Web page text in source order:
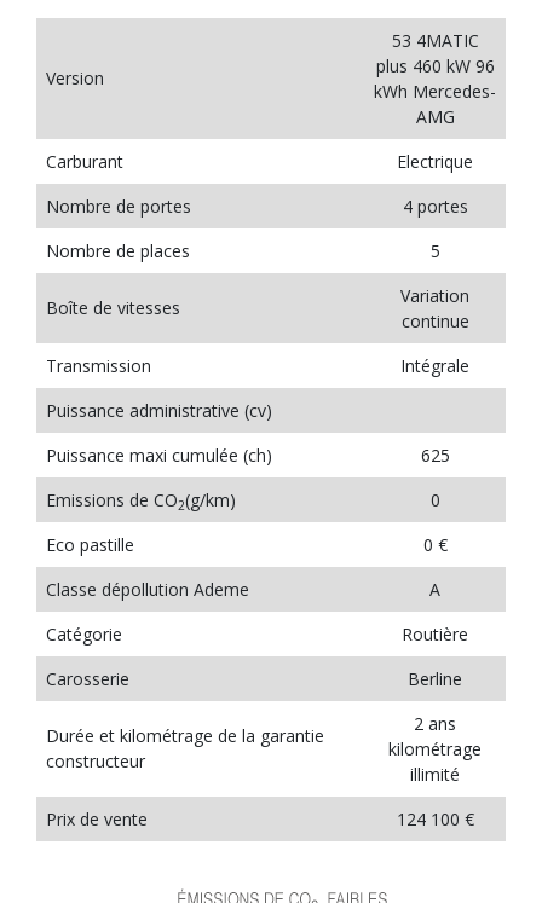
Version
53 4MATIC
plus 460 kW 96
kWh Mercedes-
AMG
Carburant
Electrique
Nombre de portes
4 portes
Nombre de places
5
Boîte de vitesses
Variation
continue
Transmission
Intégrale
Puissance administrative (cv)
Puissance maxi cumulée (ch)
625
Emissions de CO2(g/km)
0
Eco pastille
0 €
Classe dépollution Ademe
A
Catégorie
Routière
Carosserie
Berline
Durée et kilométrage de la garantie
constructeur
2 ans
kilométrage
illimité
Prix de vente
124 100 €